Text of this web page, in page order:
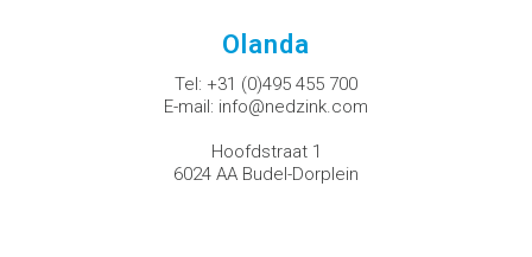
Olanda
Tel: +31 (0)495 455 700
E-mail: info@nedzink.com
Hoofdstraat 1
6024 AA Budel-Dorplein